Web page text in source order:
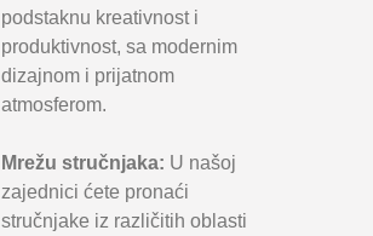
podstaknu kreativnost i
produktivnost, sa modernim
dizajnom i prijatnom
atmosferom.
Mrežu stručnjaka: U našoj
zajednici ćete pronaći
stručnjake iz različitih oblasti